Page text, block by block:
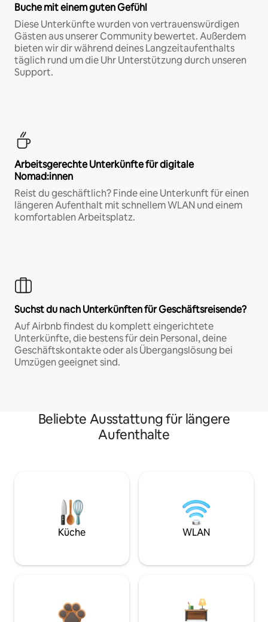
Buche mit einem guten Gefühl
Diese Unterkünfte wurden von vertrauenswürdigen
Gästen aus unserer Community bewertet. Außerdem
bieten wir dir während deines Langzeitaufenthalts
täglich rund um die Uhr Unterstützung durch unseren
Support.
Arbeitsgerechte Unterkünfte für digitale
Nomad:innen
Reist du geschäftlich? Finde eine Unterkunft für einen
längeren Aufenthalt mit schnellem WLAN und einem
komfortablen Arbeitsplatz.
Suchst du nach Unterkünften für Geschäftsreisende?
Auf Airbnb findest du komplett eingerichtete
Unterkünfte, die bestens für dein Personal, deine
Geschäftskontakte oder als Übergangslösung bei
Umzügen geeignet sind.
Beliebte Ausstattung für längere
Aufenthalte
Küche WLAN